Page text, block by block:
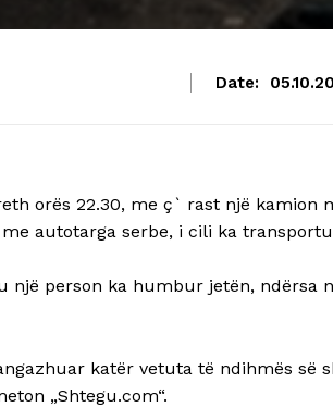
Date:
orës 22.30, me ç` rast një kamion
autotarga serbe, i cili ka
një person ka humbur jetën, ndërsa
katër vetuta të ndihmës së
„Shtegu.com“.